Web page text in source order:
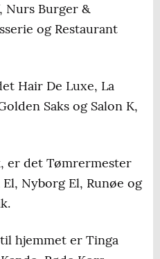
Nurs Burger &
og Restaurant
Hair De Luxe, La
Saks og Salon K,
er det Tømrermester
Nyborg El, Runøe og
hjemmet er Tinga